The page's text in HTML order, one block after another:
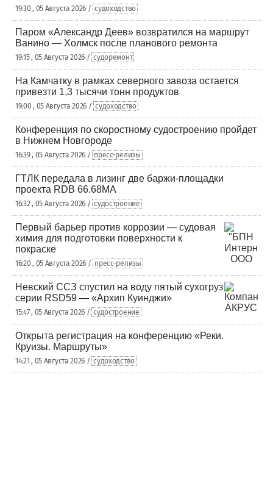
19:30 , 05 Августа 2026 / судоходство
Паром «Александр Деев» возвратился на маршрут
Ванино — Холмск после планового ремонта
19:15 , 05 Августа 2026 / судоремонт
На Камчатку в рамках северного завоза остается
привезти 1,3 тысячи тонн продуктов
19:00 , 05 Августа 2026 / судоходство
Конференция по скоростному судостроению пройдет
в Нижнем Новгороде
16:39 , 05 Августа 2026 / пресс-релизы
ГТЛК передала в лизинг две баржи-площадки
проекта RDB 66.68МА
16:32 , 05 Августа 2026 / судостроение
Первый барьер против коррозии — судовая
химия для подготовки поверхности к
покраске
16:20 , 05 Августа 2026 / пресс-релизы
Невский ССЗ спустил на воду пятый сухогруз
серии RSD59 — «Архип Куинджи»
15:47 , 05 Августа 2026 / судостроение
Открыта регистрация на конференцию «Реки.
Круизы. Маршруты»
14:21 , 05 Августа 2026 / судоходство